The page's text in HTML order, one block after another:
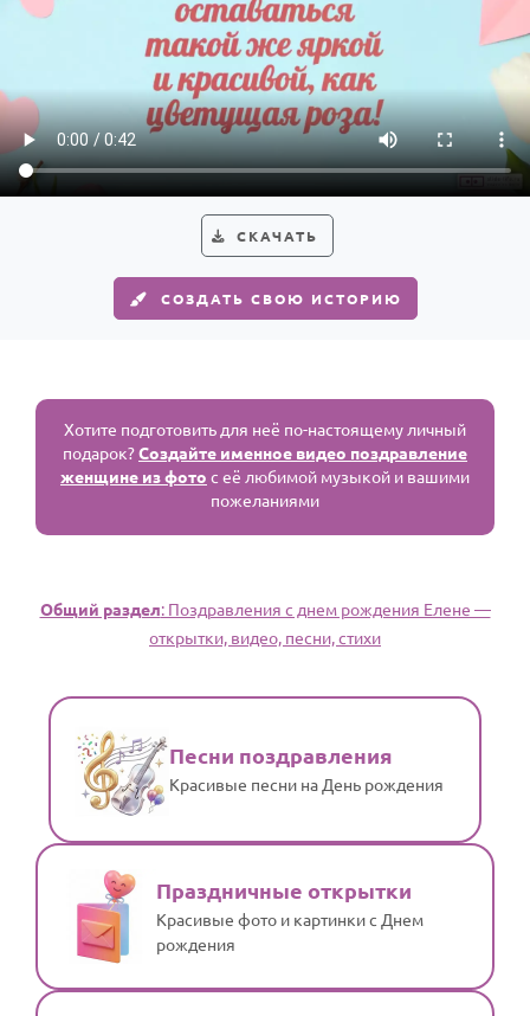
СКАЧАТЬ
СОЗДАТЬ СВОЮ ИСТОРИЮ
Хотите подготовить для неё по-настоящему личный
подарок?Создайте именное видео поздравление
женщине из фото с её любимой музыкой и вашими
пожеланиями
Общий раздел: Поздравления с днем рождения Елене —
открытки, видео, песни, стихи
Песни поздравления
Красивые песни на День рождения
Праздничные открытки
Красивые фото и картинки с Днем
рождения